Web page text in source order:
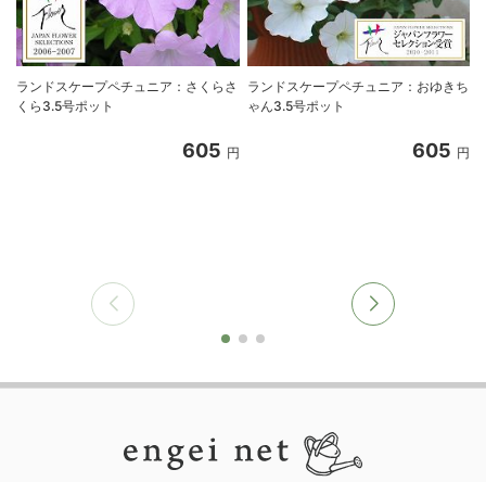
ランドスケープペチュニア：さくらさ
くら3.5号ポット
605 円
ランドスケープペチュニア：おゆきち
ゃん3.5号ポット
605 円